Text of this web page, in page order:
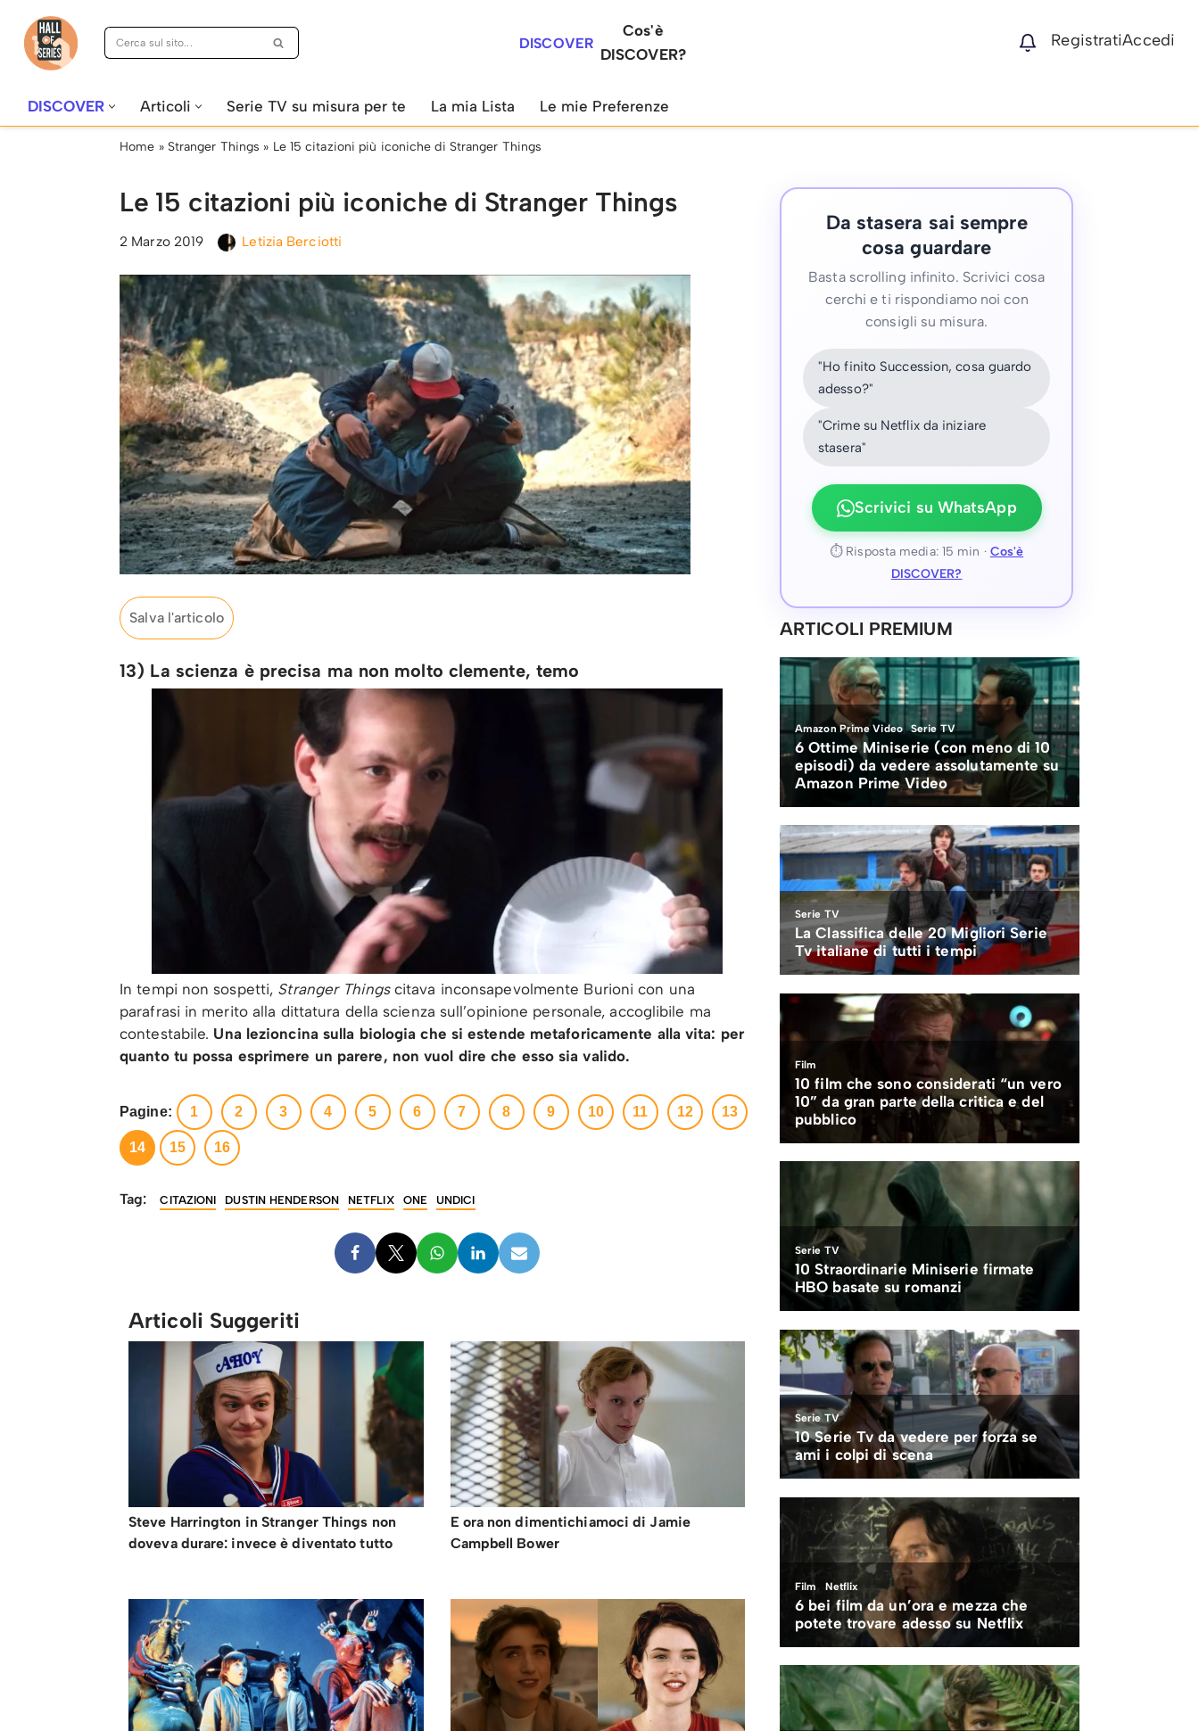
Vai
DISCOVER
Cos'è
DISCOVER?
RegistratiAccedi
DISCOVER Articoli Serie TV su misura per te La mia Lista Le mie Preferenze
Home » Stranger Things » Le 15 citazioni più iconiche di Stranger Things
Le 15 citazioni più iconiche di Stranger Things
2 Marzo 2019 Letizia Berciotti
Salva l'articolo
13) La scienza è precisa ma non molto clemente, temo
In tempi non sospetti, Stranger Thingscitava inconsapevolmente Burioni con una
parafrasi in merito alla dittatura della scienza sull’opinione personale, accoglibile ma
contestabile. Una lezioncina sulla biologia che si estende metaforicamente alla vita: per
quanto tu possa esprimere un parere, non vuol dire che esso sia valido.
Pagine: 1 2 3 4 5 6 7 8 9 10 11 12 13
14 15 16
Tag: CITAZIONI DUSTIN HENDERSON NETFLIX ONE UNDICI
Articoli Suggeriti
Steve Harrington in Stranger Things non
doveva durare: invece è diventato tutto
E ora non dimentichiamoci di Jamie
Campbell Bower
Da stasera sai sempre
cosa guardare
Basta scrolling infinito. Scrivici cosa
cerchi e ti rispondiamo noi con
consigli su misura.
"Ho finito Succession, cosa guardo
adesso?"
"Crime su Netflix da iniziare
stasera"
Scrivici su WhatsApp
⏱ Risposta media: 15 min · Cos'è
DISCOVER?
ARTICOLI PREMIUM